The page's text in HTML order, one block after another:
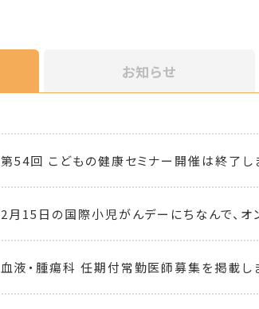
お知らせ
第54回 こどもの健康セミナー開催は終了し
2月15日の国際小児がんデーにちなんで、
血液・腫瘍科 任期付常勤医師募集を掲載し